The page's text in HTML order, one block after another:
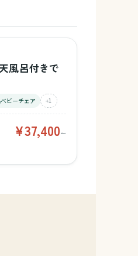
風呂付きで
ベビーチェア +1
¥37,400〜